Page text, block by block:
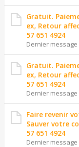
Gratuit.
ex, Retour
57 651 4924
Dernier
Gratuit.
ex, Retour
57 651 4924
Dernier
Faire revenir
Sauver votre
57 651 4924
Dernier